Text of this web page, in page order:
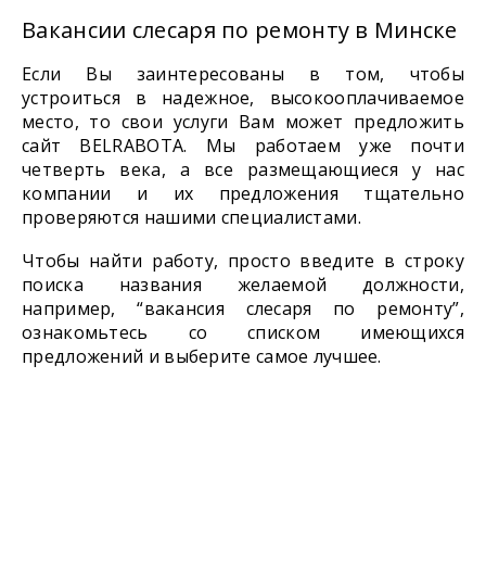
Вакансии слесаря по ремонту в Минске
Если Вы заинтересованы в том, чтобы
устроиться в надежное, высокооплачиваемое
место, то свои услуги Вам может предложить
сайт BELRABOTA. Мы работаем уже почти
четверть века, а все размещающиеся у нас
компании и их предложения тщательно
проверяются нашими специалистами.
Чтобы найти работу, просто введите в строку
поиска названия желаемой должности,
например, “вакансия слесаря по ремонту”,
ознакомьтесь со списком имеющихся
предложений и выберите самое лучшее.